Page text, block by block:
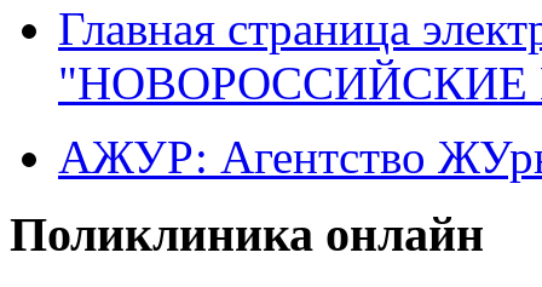
Главная страница
"НОВОРОССИЙСКИЕ
АЖУР: Агентство
Поликлиника онлайн